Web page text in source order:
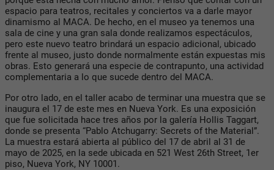
espacio para teatros, recitales y conciertos va a darle mayor
dinamismo al MACA. De hecho, en el museo ya tenemos una
sala de cine y una gran sala donde realizamos espectáculos,
pero este nuevo teatro brindará un espacio adicional, ubicado
frente al museo, justo donde normalmente están expuestas mis
obras. Esto generará una especie de contrapunto, una actividad
complementaria a lo que sucede dentro del MACA.
Por otro lado, en el taller acabo de terminar una muestra que se
inaugura el 17 de este mes en Nueva York. Es una exposición
que fue solicitada hace tres años por la galería Hollis Taggart,
donde se presenta “Pablo Atchugarry: Secrets of the Material”.
La muestra estará abierta al público del 17 de abril al 31 de
mayo de 2025, en la sede ubicada en 521 West 26th Street, 1er
piso, Nueva York, NY 10001.